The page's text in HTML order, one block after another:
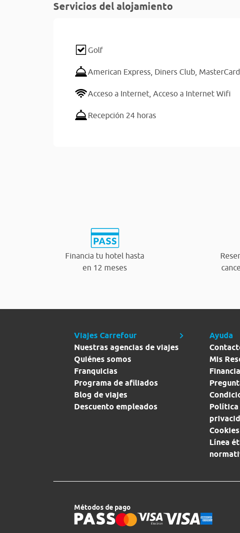
Servicios del alojamiento
Golf
American Express, Diners Club, MasterCard,
Acceso a Internet, Acceso a Internet Wifi
Recepción 24 horas
Financia tu hotel hasta
en 12 meses
Viajes Carrefour
Nuestras agencias de viajes
Quiénes somos
Franquicias
Programa de afiliados
Blog de viajes
Descuento empleados
Ayuda
Mis
Política
Cookies
Línea
Métodos de pago